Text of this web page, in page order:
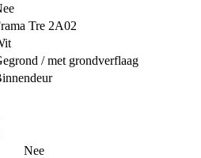
Tre 2A02
/ met grondverflaag
Nee